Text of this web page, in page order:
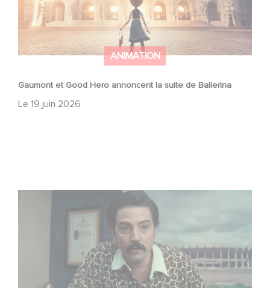
ANIMATION
Gaumont et Good Hero annoncent la suite de Ballerina
Le 19 juin 2026
Mexico 86, est à retrouver dès maintenant sur Netflix